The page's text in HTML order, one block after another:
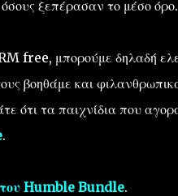
όσους ξεπέρασαν το μέσο όρο.
free, μπορούμε δηλαδή
βοηθάμε και
ότι τα παιχνίδια που
.
Humble Bundle.